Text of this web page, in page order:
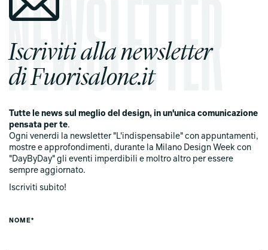
Iscriviti alla newsletter
di Fuorisalone.it
Tutte le news sul meglio del design, in un'unica comunicazione
pensata per te.
Ogni venerdi la newsletter "L'indispensabile" con appuntamenti,
mostre e approfondimenti, durante la Milano Design Week con
"DayByDay" gli eventi imperdibili e moltro altro per essere
sempre aggiornato.
Iscriviti subito!
NOME*